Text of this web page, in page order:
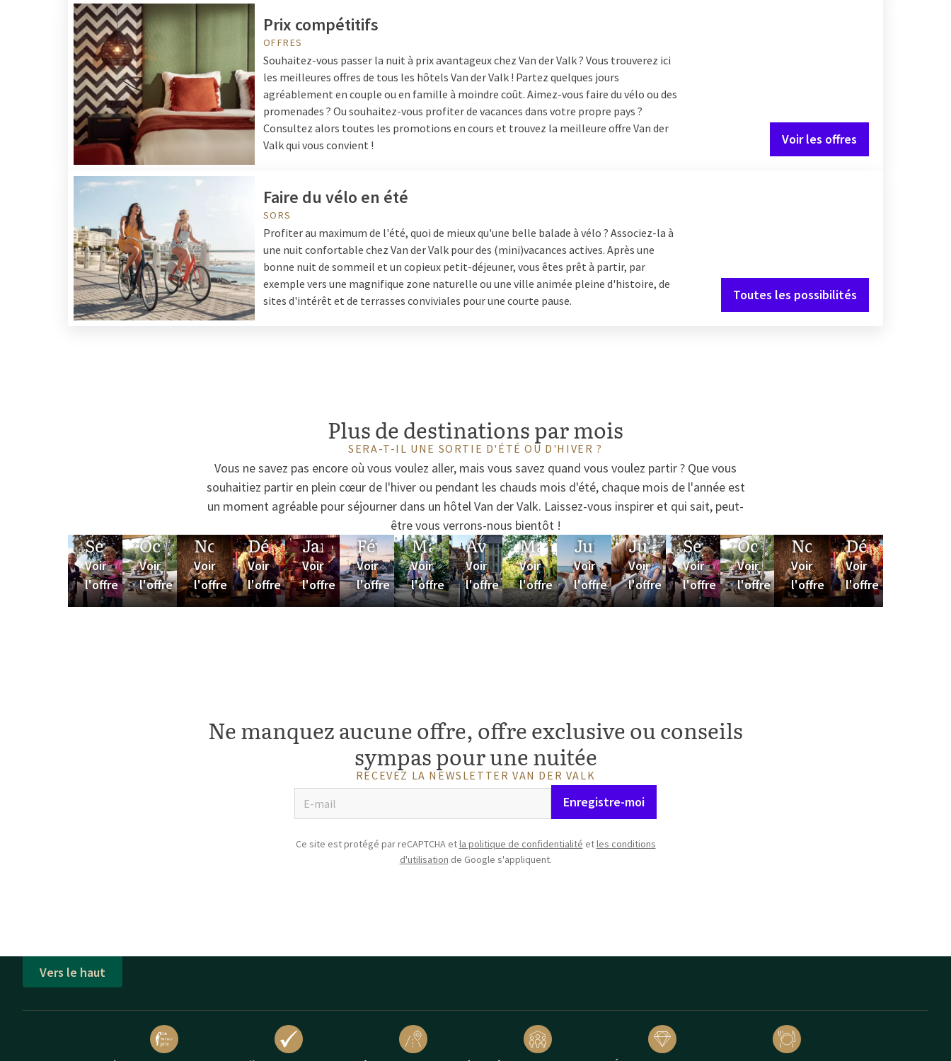
Prix compétitifs
OFFRES
Souhaitez-vous passer la nuit à prix avantageux chez Van der Valk ? Vous trouverez ici
les meilleures offres de tous les hôtels Van der Valk ! Partez quelques jours
agréablement en couple ou en famille à moindre coût. Aimez-vous faire du vélo ou des
promenades ? Ou souhaitez-vous profiter de vacances dans votre propre pays ?
Consultez alors toutes les promotions en cours et trouvez la meilleure offre Van der
Valk qui vous convient !
Voir les offres
Faire du vélo en été
SORS
Profiter au maximum de l'été, quoi de mieux qu'une belle balade à vélo ? Associez-la à
une nuit confortable chez Van der Valk pour des (mini)vacances actives. Après une
bonne nuit de sommeil et un copieux petit-déjeuner, vous êtes prêt à partir, par
exemple vers une magnifique zone naturelle ou une ville animée pleine d'histoire, de
sites d'intérêt et de terrasses conviviales pour une courte pause.
Toutes les possibilités
Plus de destinations par mois
SERA-T-IL UNE SORTIE D'ÉTÉ OU D'HIVER ?
Vous ne savez pas encore où vous voulez aller, mais vous savez quand vous voulez partir ? Que vous
souhaitiez partir en plein cœur de l'hiver ou pendant les chauds mois d'été, chaque mois de l'année est
un moment agréable pour séjourner dans un hôtel Van der Valk. Laissez-vous inspirer et qui sait, peut-
être vous verrons-nous bientôt !
Septembre
Voir
l'offre
Octobre
Voir
l'offre
Novembre
Voir
l'offre
Décembre
Voir
l'offre
Janvier
Voir
l'offre
Février
Voir
l'offre
Mars
Voir
l'offre
Avril
Voir
l'offre
Mai
Voir
l'offre
Juin
Voir
l'offre
Juillet
Voir
l'offre
Septembre
Voir
l'offre
Octobre
Voir
l'offre
Novembre
Voir
l'offre
Décembre
Voir
l'offre
Ne manquez aucune offre, offre exclusive ou conseils
sympas pour une nuitée
RECEVEZ LA NEWSLETTER VAN DER VALK
Enregistre-moi
Ce site est protégé par reCAPTCHA etla politique de confidentialité etles conditions
d'utilisation de Google s'appliquent.
Vers le haut